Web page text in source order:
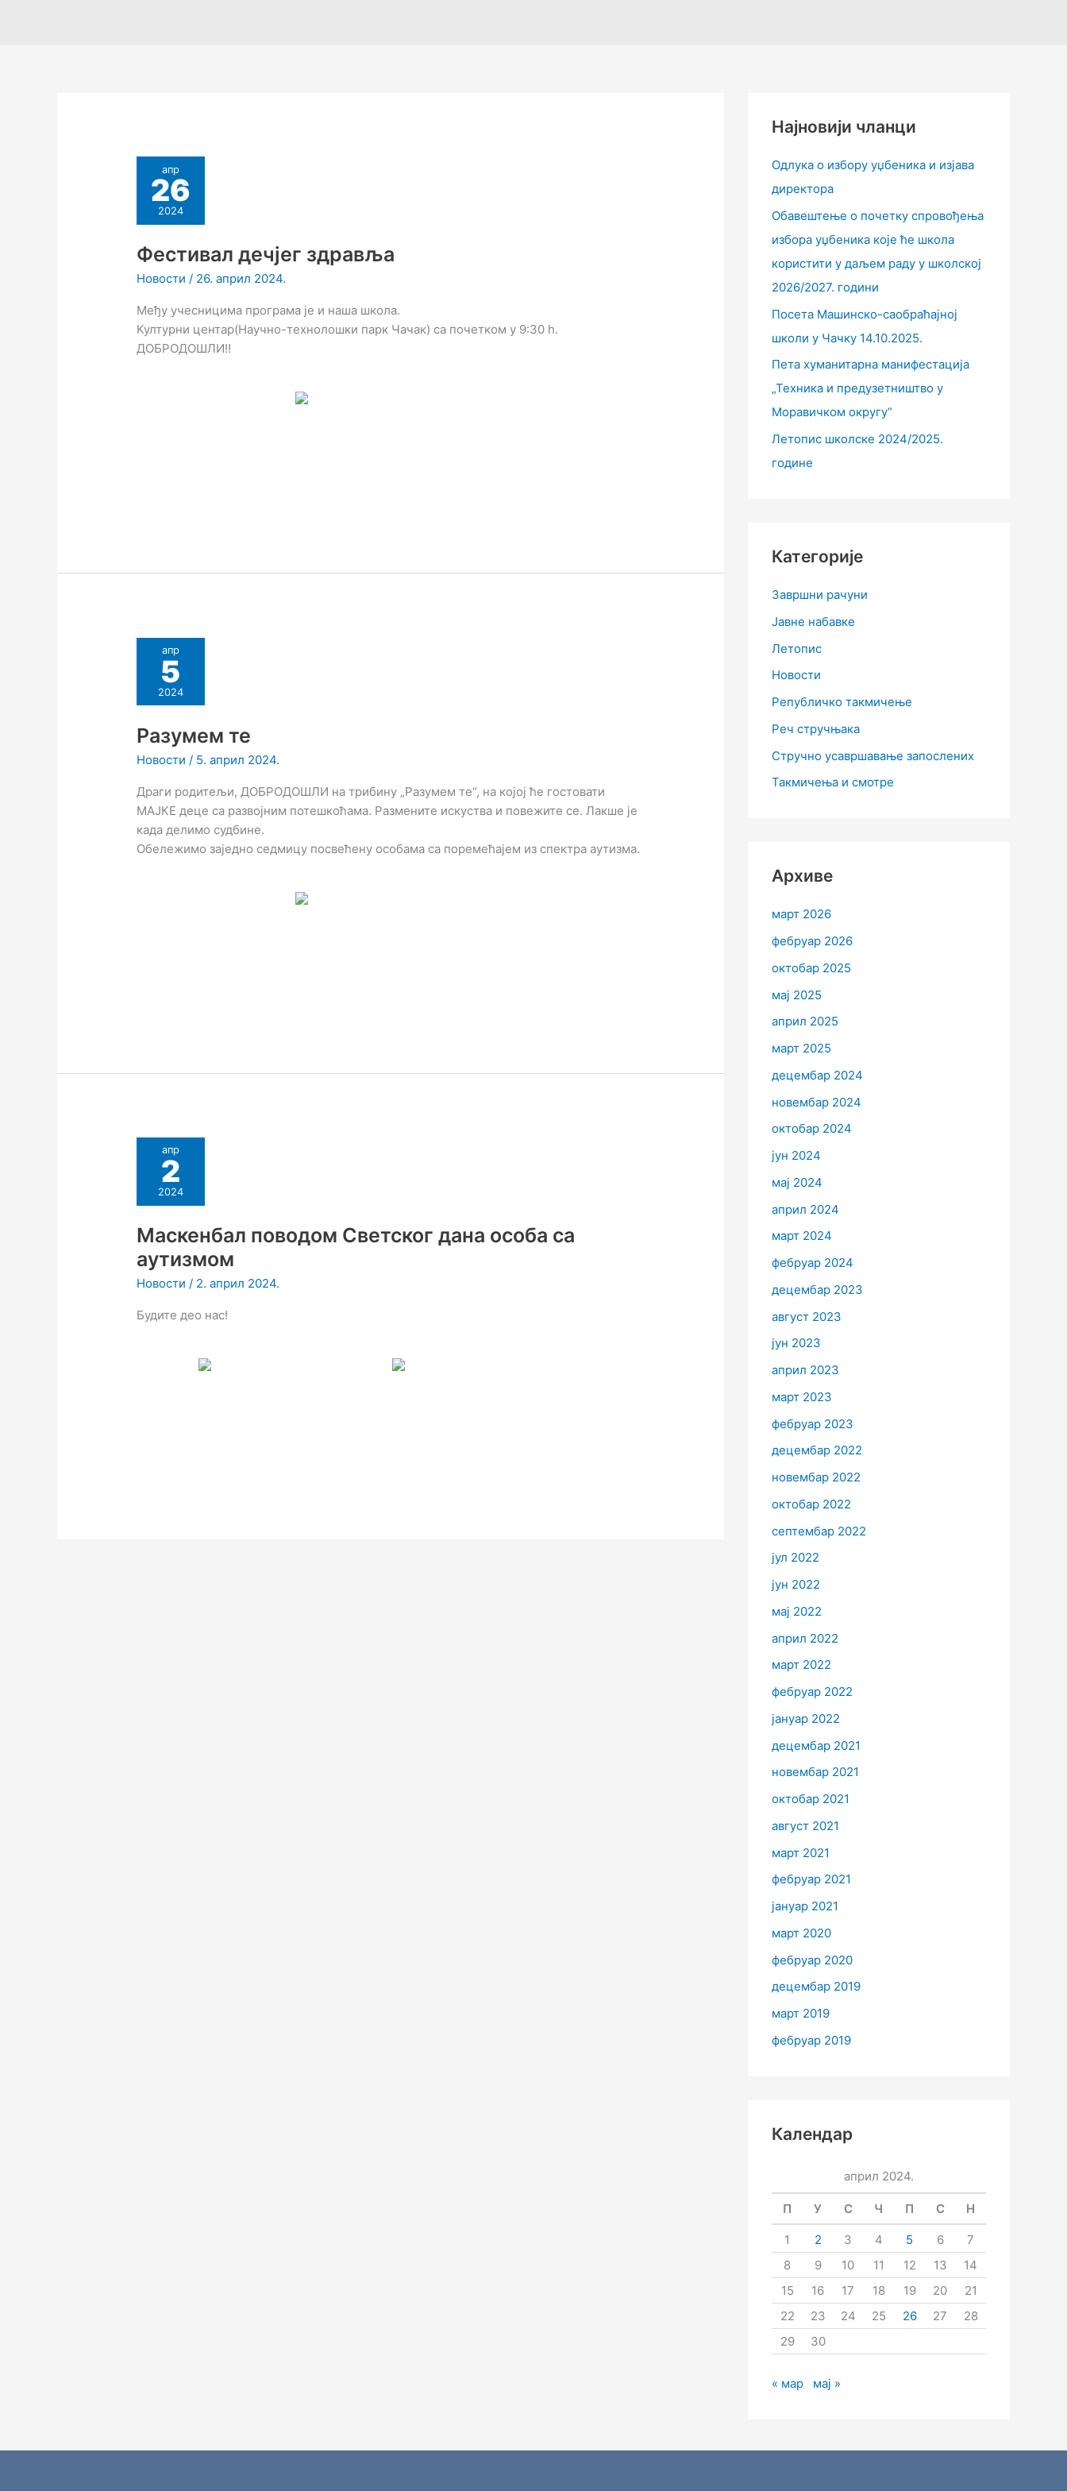
апр
26
2024
Фестивал дечјег здравља
Новости / 26. април 2024.
Међу учесницима програма је и наша школа.
Културни центар(Научно-технолошки парк Чачак) са почетком у 9:30 h.
ДОБРОДОШЛИ!!
апр
5
2024
Разумем те
Новости / 5. април 2024.
Драги родитељи, ДОБРОДОШЛИ на трибину „Разумем те“, на којој ће гостовати
МАЈКЕ деце са развојним потешкоћама. Разменитe искуства и повежите се. Лакше је
када делимо судбине.
Oбележимо заједно седмицу посвећену особама са поремећајем из спектра аутизма.
апр
2
2024
Mаскенбал поводом Светског дана особа са
аутизмом
Новости / 2. април 2024.
Будите део нас!
Најновији чланци
Одлука о избору уџбеника и изјава
директора
Обавештење о почетку спровођења
избора уџбеника које ће школа
користити у даљем раду у школској
2026/2027. години
Посета Машинско-саобраћајној
школи у Чачку 14.10.2025.
Пета хуманитарна манифестација
„Техника и предузетништво у
Моравичком округу“
Летопис школске 2024/2025.
године
Категорије
Завршни рачуни
Јавне набавке
Летопис
Новости
Републичко такмичење
Реч стручњака
Стручно усавршавање запослених
Такмичења и смотре
Архиве
март 2026
фебруар 2026
октобар 2025
мај 2025
април 2025
март 2025
децембар 2024
новембар 2024
октобар 2024
јун 2024
мај 2024
април 2024
март 2024
фебруар 2024
децембар 2023
август 2023
јун 2023
април 2023
март 2023
фебруар 2023
децембар 2022
новембар 2022
октобар 2022
септембар 2022
јул 2022
јун 2022
мај 2022
април 2022
март 2022
фебруар 2022
јануар 2022
децембар 2021
новембар 2021
октобар 2021
август 2021
март 2021
фебруар 2021
јануар 2021
март 2020
фебруар 2020
децембар 2019
март 2019
фебруар 2019
Календар
април 2024.
П У С Ч П С Н
1 2 3 4 5 6
7
8
9 10 11 12 13
14
15
16 17 18 19 20
21
22
23 24 25 26 27
28
29
30
« мар мај »